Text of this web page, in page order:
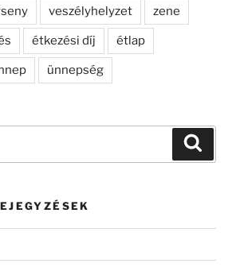
veszélyhelyzet zene
étkezési díj étlap
ünnepség